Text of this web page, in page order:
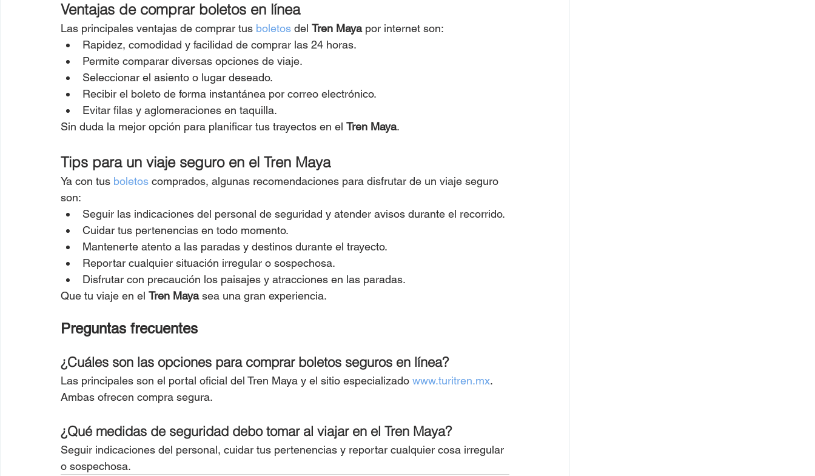
Ventajas de comprar boletos en línea
Las principales ventajas de comprar tus boletos del Tren Maya por internet son:
Rapidez, comodidad y facilidad de comprar las 24 horas.
Permite comparar diversas opciones de viaje.
Seleccionar el asiento o lugar deseado.
Recibir el boleto de forma instantánea por correo electrónico.
Evitar filas y aglomeraciones en taquilla.
Sin duda la mejor opción para planificar tus trayectos en el Tren Maya.
Tips para un viaje seguro en el Tren Maya
Ya con tus boletos comprados, algunas recomendaciones para disfrutar de un viaje seguro
son:
Seguir las indicaciones del personal de seguridad y atender avisos durante el recorrido.
Cuidar tus pertenencias en todo momento.
Mantenerte atento a las paradas y destinos durante el trayecto.
Reportar cualquier situación irregular o sospechosa.
Disfrutar con precaución los paisajes y atracciones en las paradas.
Que tu viaje en el Tren Maya sea una gran experiencia.
Preguntas frecuentes
¿Cuáles son las opciones para comprar boletos seguros en línea?
Las principales son el portal oficial del Tren Maya y el sitio especializado www.turitren.mx.
Ambas ofrecen compra segura.
¿Qué medidas de seguridad debo tomar al viajar en el Tren Maya?
Seguir indicaciones del personal, cuidar tus pertenencias y reportar cualquier cosa irregular
o sospechosa.